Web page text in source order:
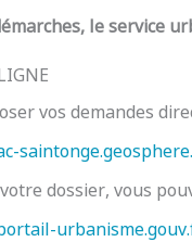
le service
vos demandes
dossier, vous